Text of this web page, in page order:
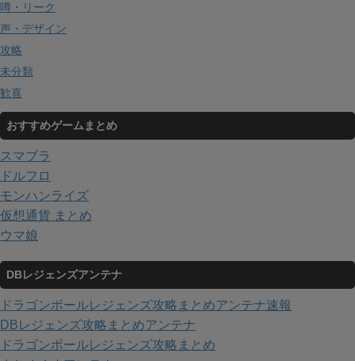
噂・リーク
声・デザイン
攻略
未分類
歓喜
おすすめゲームまとめ
スマブラ
ドルフロ
モンハンライズ
仮想通貨 まとめ
ウマ娘
DBレジェンズアンテナ
ドラゴンボールレジェンズ攻略まとめアンテナ速報
DBレジェンズ攻略まとめアンテナ
ドラゴンボールレジェンズ攻略まとめ